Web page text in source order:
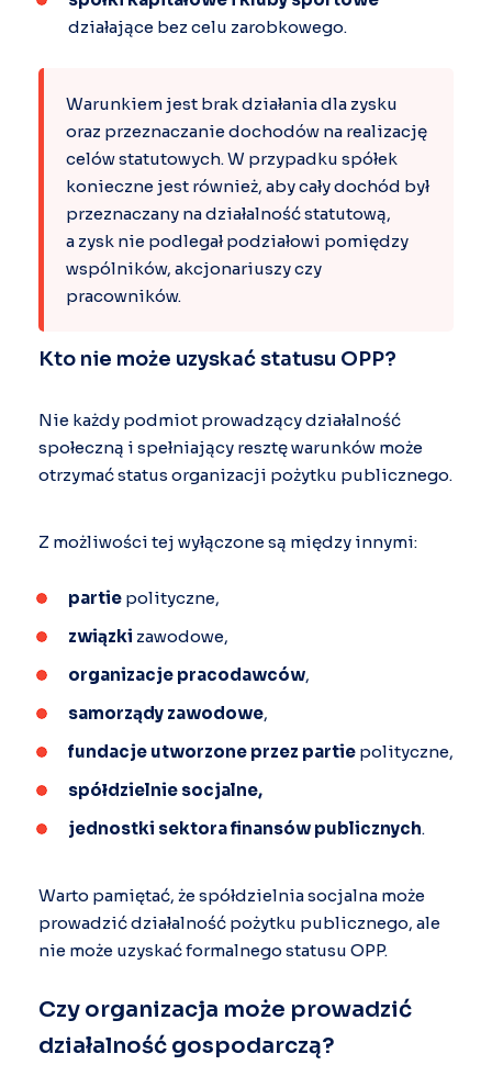
działające bez celu zarobkowego.
Warunkiem jest brak działania dla zysku
oraz przeznaczanie dochodów na realizację
celów statutowych. W przypadku spółek
konieczne jest również, aby cały dochód był
przeznaczany na działalność statutową,
a zysk nie podlegał podziałowi pomiędzy
wspólników, akcjonariuszy czy
pracowników.
Kto nie może uzyskać statusu OPP?
Nie każdy podmiot prowadzący działalność
społeczną i spełniający resztę warunków może
otrzymać status organizacji pożytku publicznego.
Z możliwości tej wyłączone są między innymi:
partie polityczne,
związki zawodowe,
organizacje pracodawców,
samorządy zawodowe,
fundacje utworzone przez partie polityczne,
spółdzielnie socjalne,
jednostki sektora finansów publicznych.
Warto pamiętać, że spółdzielnia socjalna może
prowadzić działalność pożytku publicznego, ale
nie może uzyskać formalnego statusu OPP.
Czy organizacja może prowadzić
działalność gospodarczą?